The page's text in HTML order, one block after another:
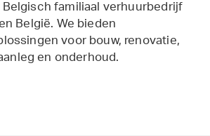
Belgisch familiaal verhuurbedrijf
België. We bieden
voor bouw, renovatie,
en onderhoud.